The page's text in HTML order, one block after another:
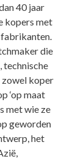
40 jaar
kopers met
die
technische
zowel koper
‘op maat
met wie ze
geworden
het